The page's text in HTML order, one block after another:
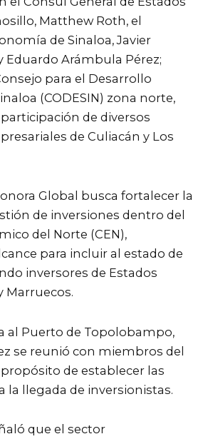
Matthew Roth, el
de Sinaloa, Javier
Eduardo Arámbula Pérez;
para el Desarrollo
(CODESIN) zona norte,
de diversos
de Culiacán y Los
Global busca fortalecer la
de inversiones dentro del
del Norte (CEN),
para incluir al estado de
inversores de Estados
Marruecos.
al Puerto de Topolobampo,
se reunió con miembros del
propósito de establecer las
la llegada de inversionistas.
que el sector